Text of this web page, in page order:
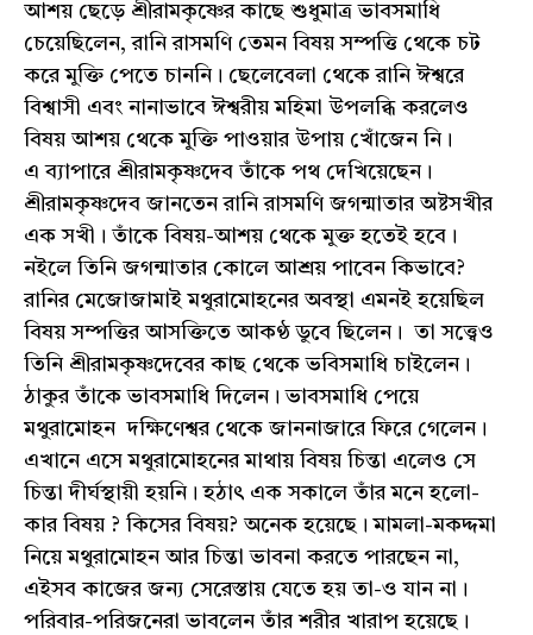
আশয় ছেড়ে শ্রীরামকৃষ্ণের কাছে শুধুমাত্র ভাবসমাধি
চেয়েছিলেন, রানি রাসমণি তেমন বিষয় সম্পত্তি থেকে চট
করে মুক্তি পেতে চাননি। ছেলেবেলা থেকে রানি ঈশ্বরে
বিশ্বাসী এবং নানাভাবে ঈশ্বরীয় মহিমা উপলব্ধি করলেও
বিষয় আশয় থেকে মুক্তি পাওয়ার উপায় খোঁজেন নি।
এ ব্যাপারে শ্রীরামকৃষ্ণদেব তাঁকে পথ দেখিয়েছেন।
শ্রীরামকৃষ্ণদেব জানতেন রানি রাসমণি জগন্মাতার অষ্টসখীর
এক সখী। তাঁকে বিষয়-আশয় থেকে মুক্ত হতেই হবে।
নইলে তিনি জগন্মাতার কোলে আশ্রয় পাবেন কিভাবে?
রানির মেজোজামাই মথুরামোহনের অবস্থা এমনই হয়েছিল
বিষয় সম্পত্তির আসক্তিতে আকণ্ঠ ডুবে ছিলেন। তা সত্ত্বেও
তিনি শ্রীরামকৃষ্ণদেবের কাছ থেকে ভবিসমাধি চাইলেন।
ঠাকুর তাঁকে ভাবসমাধি দিলেন। ভাবসমাধি পেয়ে
মথুরামোহন দক্ষিণেশ্বর থেকে জাননাজারে ফিরে গেলেন।
এখানে এসে মথুরামোহনের মাথায় বিষয় চিন্তা এলেও সে
চিন্তা দীর্ঘস্থায়ী হয়নি। হঠাৎ এক সকালে তাঁর মনে হলো-
কার বিষয় ? কিসের বিষয়? অনেক হয়েছে। মামলা-মকদ্দমা
নিয়ে মথুরামোহন আর চিন্তা ভাবনা করতে পারছেন না,
এইসব কাজের জন্য সেরেস্তায় যেতে হয় তা-ও যান না।
পরিবার-পরিজনেরা ভাবলেন তাঁর শরীর খারাপ হয়েছে।